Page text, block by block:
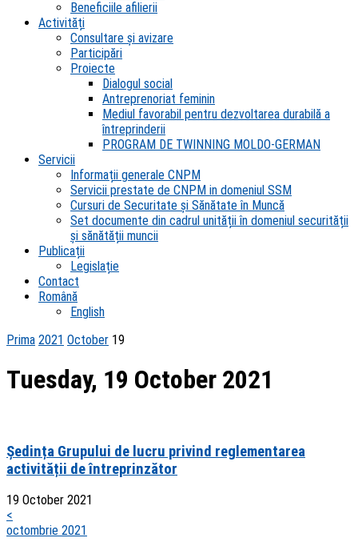
Beneficiile afilierii
Activități
Consultare și avizare
Participări
Proiecte
Dialogul social
Antreprenoriat feminin
Mediul favorabil pentru dezvoltarea durabilă a
întreprinderii
PROGRAM DE TWINNING MOLDO-GERMAN
Servicii
Informații generale CNPM
Servicii prestate de CNPM in domeniul SSM
Cursuri de Securitate și Sănătate în Muncă
Set documente din cadrul unității în domeniul securității
și sănătății muncii
Publicații
Legislație
Contact
Română
English
Prima 2021 October 19
Tuesday, 19 October 2021
Ședința Grupului de lucru privind reglementarea
activității de întreprinzător
19 October 2021
<
octombrie 2021